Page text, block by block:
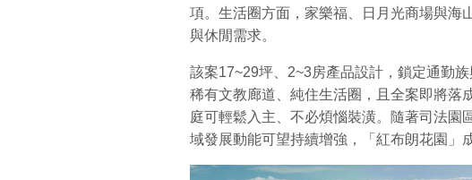
項。生活圈方面，家樂福、日月光商場與海
與休閒需求。
該案17~29坪、2~3房產品設計，鎖定通勤
稀有文教廊道、純住生活圈，且全案即將落
庭可輕鬆入主、不必煩惱裝潢。隨著司法園
域發展動能可望持續增強，「紅布朗花園」